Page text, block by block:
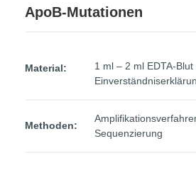
ApoB-Mutationen
Material:
1 ml – 2 ml EDTA-Blut
Methoden:
Sequenzierung